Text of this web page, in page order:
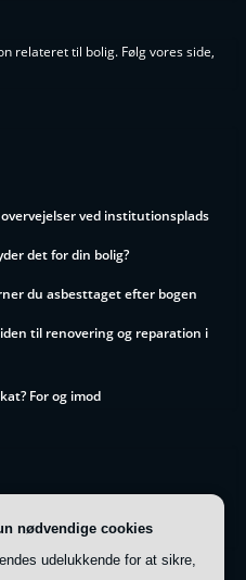
relateret til bolig. Følg vores side,
ved institutionsplads
det for din bolig?
du asbesttaget efter bogen
til renovering og reparation i
For og imod
nødvendige cookies
udelukkende for at sikre,